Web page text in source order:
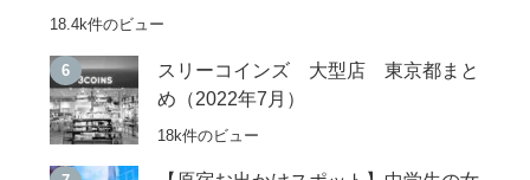
18.4k件のビュー
スリーコインズ 大型店 東京都まと
め（2022年7月）
18k件のビュー